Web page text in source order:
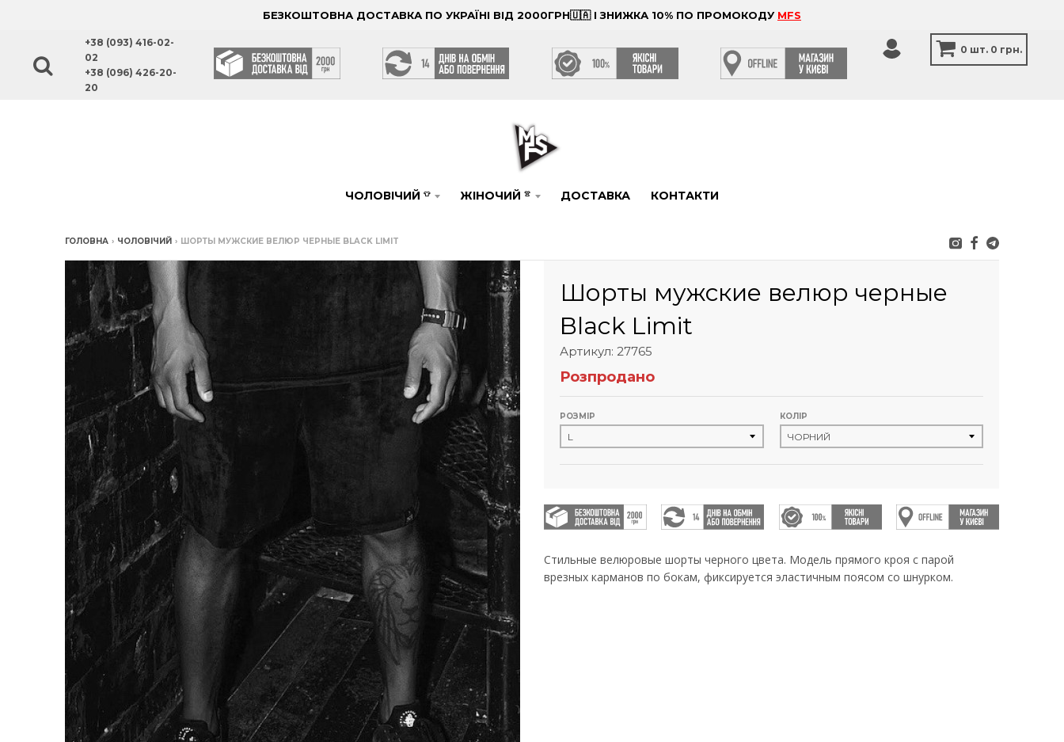
БЕЗКОШТОВНА ДОСТАВКА ПО УКРАЇНІ ВІД 2000ГРН🇺🇦 І ЗНИЖКА 10% ПО ПРОМОКОДУ MFS
+38 (093) 416-02-
02
+38 (096) 426-20-
20
0 шт. 0 грн.
ЧОЛОВІЧИЙ 👕 ЖІНОЧИЙ 👚 ДОСТАВКА КОНТАКТИ
ГОЛОВНА › ЧОЛОВІЧИЙ › ШОРТЫ МУЖСКИЕ ВЕЛЮР ЧЕРНЫЕ BLACK LIMIT
Шорты мужские велюр черные
Black Limit
Артикул: 27765
Розпродано
РОЗМІР КОЛІР
Стильные велюровые шорты черного цвета. Модель прямого кроя с парой
врезных карманов по бокам, фиксируется эластичным поясом со шнурком.